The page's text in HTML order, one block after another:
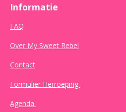
Informatie
FAQ
Over My Sweet Rebel
Contact
Formulier Herroeping
Agenda